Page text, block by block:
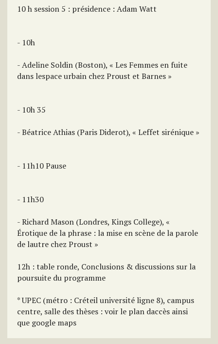
10 h session 5 : présidence : Adam Watt
- 10h
- Adeline Soldin (Boston), « Les Femmes en fuite
dans lespace urbain chez Proust et Barnes »
- 10h 35
- Béatrice Athias (Paris Diderot), « Leffet sirénique »
- 11h10 Pause
- 11h30
- Richard Mason (Londres, Kings College), «
Érotique de la phrase : la mise en scène de la parole
de lautre chez Proust »
12h : table ronde, Conclusions & discussions sur la
poursuite du programme
* UPEC (métro : Créteil université ligne 8), campus
centre, salle des thèses : voir le plan daccès ainsi
que google maps